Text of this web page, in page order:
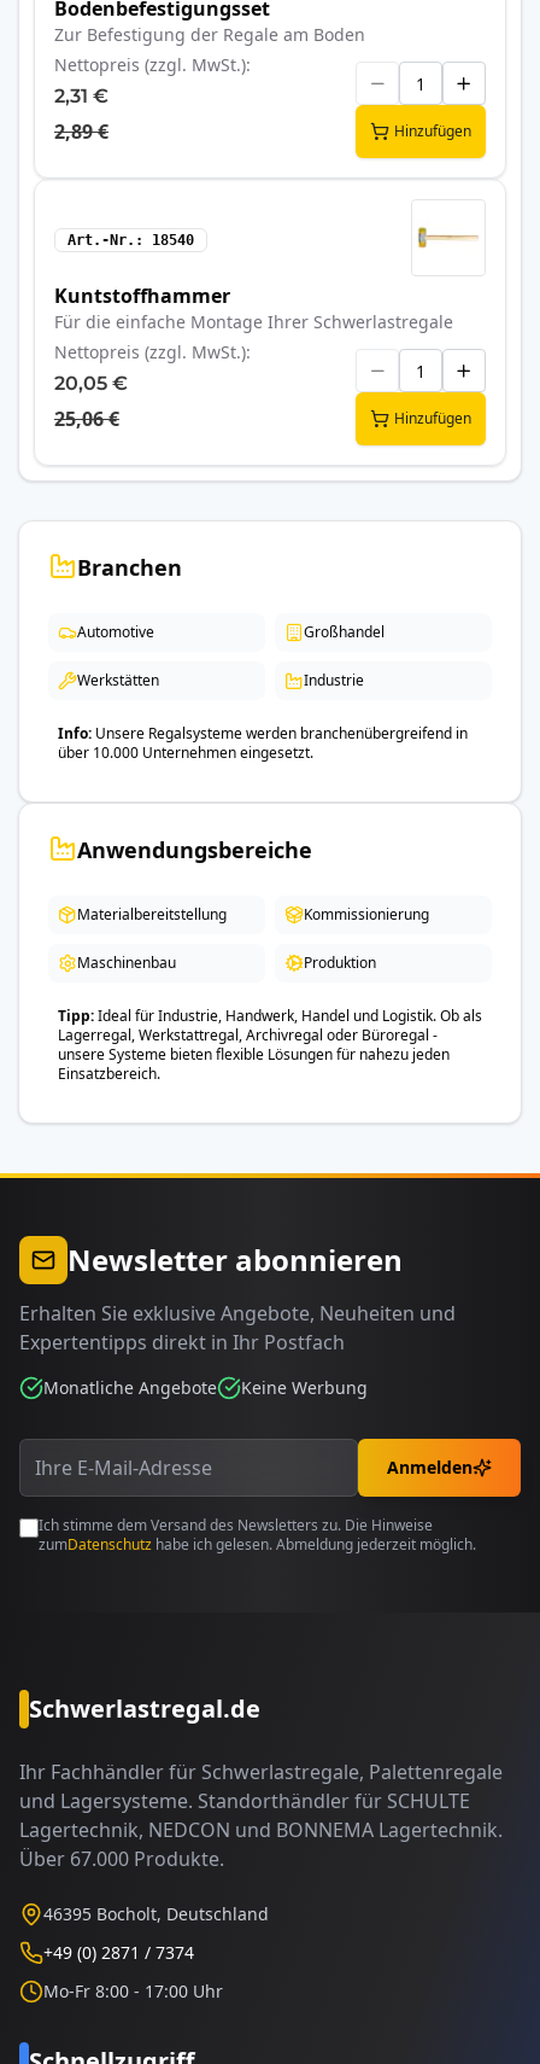
Bodenbefestigungsset
Zur Befestigung der Regale am Boden
Nettopreis (zzgl. MwSt.)
2,31 €
2,89 € Hinzufügen
Art.-Nr. 18540
Kuntstoffhammer
Für die einfache Montage Ihrer Schwerlastregale
Nettopreis (zzgl. MwSt.)
20,05 €
25,06 € Hinzufügen
Branchen
Automotive Großhandel
Werkstätten Industrie
Info Unsere Regalsysteme werden branchenübergreifend in
über 10.000 Unternehmen eingesetzt.
Anwendungsbereiche
Materialbereitstellung Kommissionierung
Maschinenbau Produktion
Tipp Ideal für Industrie, Handwerk, Handel und Logistik. Ob als
Lagerregal, Werkstattregal, Archivregal oder Büroregal -
unsere Systeme bieten flexible Lösungen für nahezu jeden
Einsatzbereich.
Newsletter abonnieren
Erhalten Sie exklusive Angebote, Neuheiten und
Expertentipps direkt in Ihr Postfach
Monatliche Angebote Keine Werbung
Anmelden
Ich stimme dem Versand des Newsletters zu. Die Hinweise
zumDatenschutz habe ich gelesen. Abmeldung jederzeit möglich.
Schwerlastregal.de
Ihr Fachhändler für Schwerlastregale, Palettenregale
und Lagersysteme. Standorthändler für SCHULTE
Lagertechnik, NEDCON und BONNEMA Lagertechnik.
Über 67.000 Produkte.
46395 Bocholt, Deutschland
+49 (0) 2871 / 7374
Mo-Fr 8:00 - 17:00 Uhr